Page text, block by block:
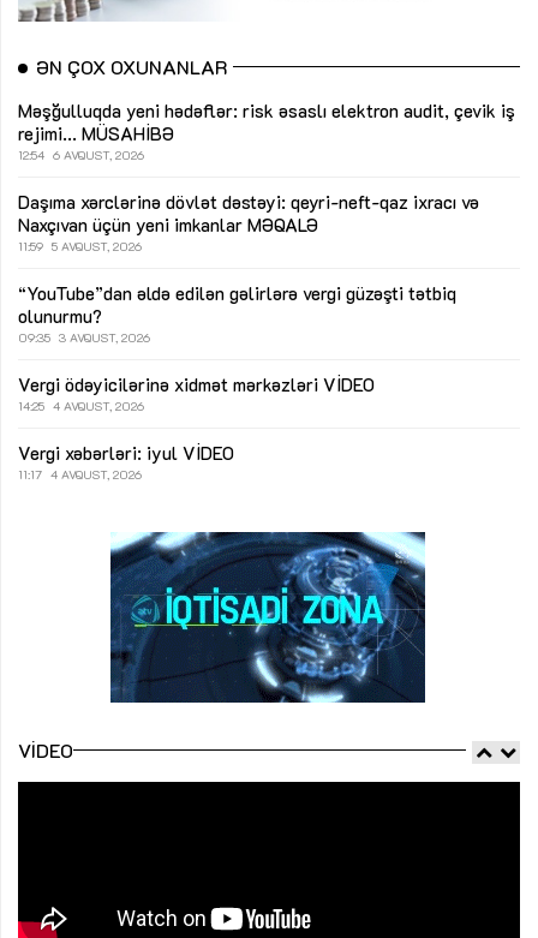
ƏN ÇOX OXUNANLAR
Məşğulluqda yeni hədəflər: risk əsaslı elektron audit, çevik iş
rejimi... MÜSAHİBƏ
12:54 6 AVQUST, 2026
Daşıma xərclərinə dövlət dəstəyi: qeyri-neft-qaz ixracı və
Naxçıvan üçün yeni imkanlar MƏQALƏ
11:59 5 AVQUST, 2026
“YouTube”dan əldə edilən gəlirlərə vergi güzəşti tətbiq
olunurmu?
09:35 3 AVQUST, 2026
Vergi ödəyicilərinə xidmət mərkəzləri VİDEO
14:25 4 AVQUST, 2026
Vergi xəbərləri: iyul VİDEO
11:17 4 AVQUST, 2026
VIDEO